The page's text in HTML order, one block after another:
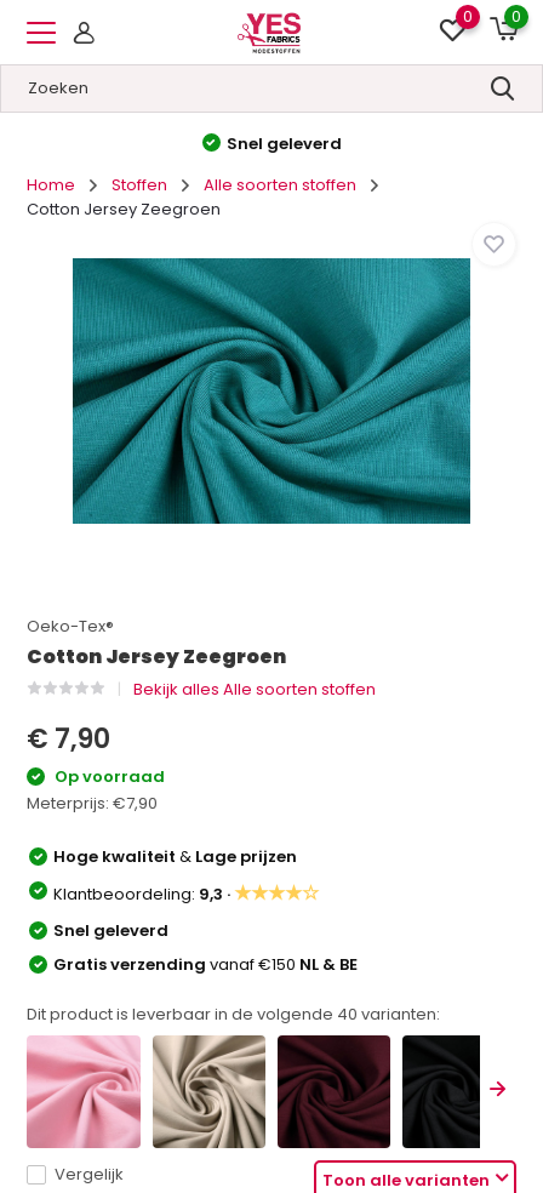
0 0
Snel geleverd
Home
Stoffen
Alle soorten stoffen
Cotton Jersey Zeegroen
Oeko-Tex®
Cotton Jersey Zeegroen
Bekijk alles Alle soorten stoffen
€ 7,90
Op voorraad
Meterprijs:€7,90
Hoge kwaliteit& Lage prijzen
Klantbeoordeling: 9,3 ·★★★★☆
Snel geleverd
Gratis verzendingvanaf €150 NL & BE
Dit product is leverbaar in de volgende 40 varianten:
Toon alle varianten
Vergelijk